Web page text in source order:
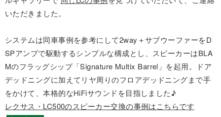
いただきました。
システムは同車事例を参考にして2way＋サブウーファーをD
SPアンプで駆動するシンプルな構成とし、スピーカーはBLA
Mのフラッグシップ「Signature Multix Barrel」を起用。ドア
デッドニングに加えてリヤ周りのフロアデッドニングまで手
をかけて、本格的なHiFiサウンドを目指しました♪
レクサス・LC500のスピーカー交換の事例はこちらです